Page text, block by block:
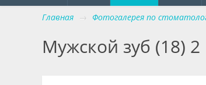
Главная → Фотогалерея по
Мужской зуб (18) 2